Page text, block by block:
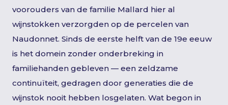
voorouders van de familie Mallard hier al
wijnstokken verzorgden op de percelen van
Naudonnet. Sinds de eerste helft van de 19e eeuw
is het domein zonder onderbreking in
familiehanden gebleven — een zeldzame
continuïteit, gedragen door generaties die de
wijnstok nooit hebben losgelaten. Wat begon in